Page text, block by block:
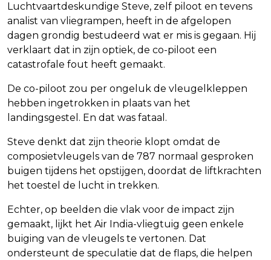
Luchtvaartdeskundige Steve, zelf piloot en tevens
analist van vliegrampen, heeft in de afgelopen
dagen grondig bestudeerd wat er mis is gegaan. Hij
verklaart dat in zijn optiek, de co-piloot een
catastrofale fout heeft gemaakt.
De co-piloot zou per ongeluk de vleugelkleppen
hebben ingetrokken in plaats van het
landingsgestel. En dat was fataal.
Steve denkt dat zijn theorie klopt omdat de
composietvleugels van de 787 normaal gesproken
buigen tijdens het opstijgen, doordat de liftkrachten
het toestel de lucht in trekken.
Echter, op beelden die vlak voor de impact zijn
gemaakt, lijkt het Air India-vliegtuig geen enkele
buiging van de vleugels te vertonen. Dat
ondersteunt de speculatie dat de flaps, die helpen